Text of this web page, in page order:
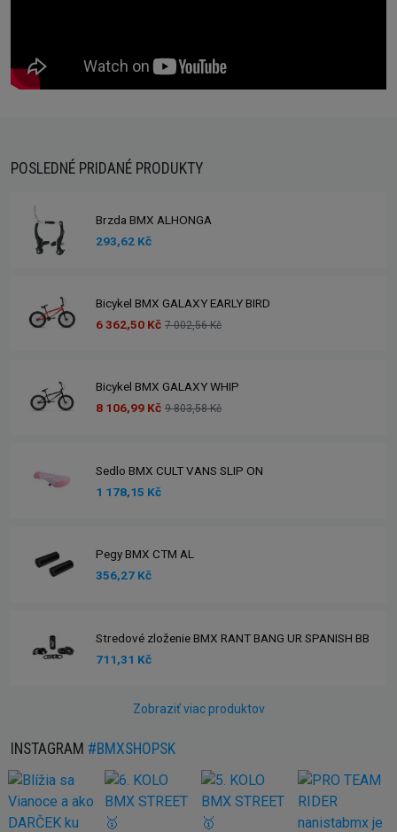
POSLEDNÉ PRIDANÉ PRODUKTY
Brzda BMX ALHONGA
293,62 Kč
Bicykel BMX GALAXY EARLY BIRD
6 362,50 Kč 7 002,56 Kč
Bicykel BMX GALAXY WHIP
8 106,99 Kč 9 803,58 Kč
Sedlo BMX CULT VANS SLIP ON
1 178,15 Kč
Pegy BMX CTM AL
356,27 Kč
Stredové zloženie BMX RANT BANG UR SPANISH BB
711,31 Kč
Zobraziť viac produktov
INSTAGRAM #BMXSHOPSK